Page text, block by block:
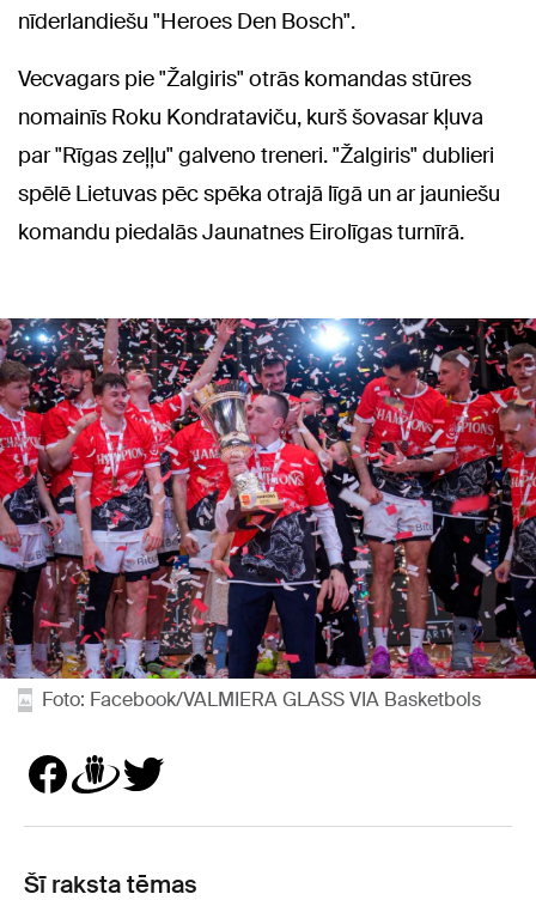
nīderlandiešu "Heroes Den Bosch".
Vecvagars pie "Žalgiris" otrās komandas stūres
nomainīs Roku Kondrataviču, kurš šovasar kļuva
par "Rīgas zeļļu" galveno treneri. "Žalgiris" dublieri
spēlē Lietuvas pēc spēka otrajā līgā un ar jauniešu
komandu piedalās Jaunatnes Eirolīgas turnīrā.
Foto: Facebook/VALMIERA GLASS VIA Basketbols
Šī raksta tēmas